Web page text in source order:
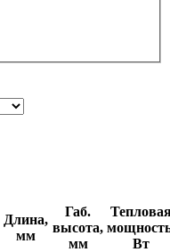
Длина,
мм
Габ.
высота,
мм
Вт